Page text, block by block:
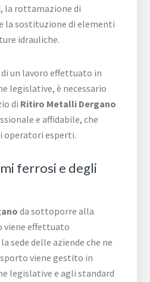
la rottamazione di
la sostituzione di elementi
idrauliche.
un lavoro effettuato in
legislative, è necessario
di Ritiro Metalli Dergano
e affidabile, che
operatori esperti.
ferrosi e degli
da sottoporre alla
viene effettuato
sede delle aziende che ne
viene gestito in
legislative e agli standard